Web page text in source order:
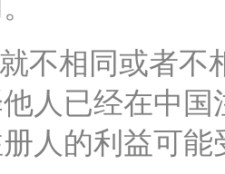
相同或者不
人已经在中
人的利益可